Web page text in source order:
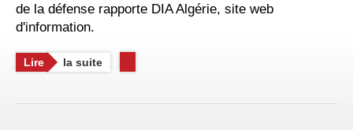
de la défense rapporte DIA Algérie, site web
d'information.
Lire la suite